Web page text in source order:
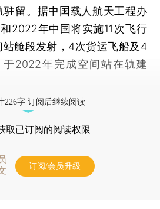
留。据中国载人航天工程办
2022年中国将实施11次飞行
舱段发射，4次货运飞船及4
2022年完成空间站在轨建
226字 订阅后继续阅读
取已订阅的阅读权限
订阅/会员升级